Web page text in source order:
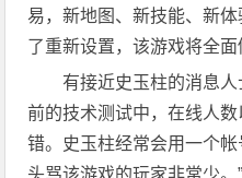
易，新地图、新技能、新
了重新设置，该游戏将全面
有接近史玉柱的消息
前的技术测试中，在线人
错。史玉柱经常会用一个
头骂该游戏的玩家非常少。”